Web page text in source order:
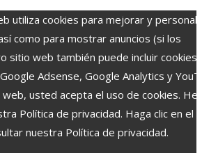
utiliza cookies para mejorar y
como para mostrar anuncios (si los
sitio web también puede incluir cookies
Adsense, Google Analytics y
usted acepta el uso de cookies.
Política de privacidad. Haga clic en el
nuestra Política de privacidad.